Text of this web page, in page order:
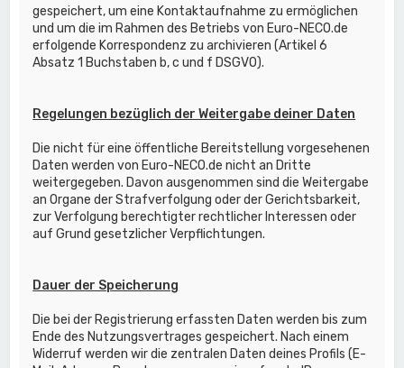
gespeichert, um eine Kontaktaufnahme zu ermöglichen
und um die im Rahmen des Betriebs von Euro-NECO.de
erfolgende Korrespondenz zu archivieren (Artikel 6
Absatz 1 Buchstaben b, c und f DSGVO).
Regelungen bezüglich der Weitergabe deiner Daten
Die nicht für eine öffentliche Bereitstellung vorgesehenen
Daten werden von Euro-NECO.de nicht an Dritte
weitergegeben. Davon ausgenommen sind die Weitergabe
an Organe der Strafverfolgung oder der Gerichtsbarkeit,
zur Verfolgung berechtigter rechtlicher Interessen oder
auf Grund gesetzlicher Verpflichtungen.
Dauer der Speicherung
Die bei der Registrierung erfassten Daten werden bis zum
Ende des Nutzungsvertrages gespeichert. Nach einem
Widerruf werden wir die zentralen Daten deines Profils (E-